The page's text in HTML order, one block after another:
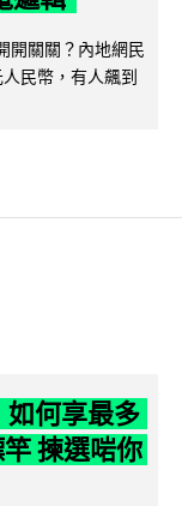
開關關？內地網民
民幣，有人飆到
何享最多
揀選啱你